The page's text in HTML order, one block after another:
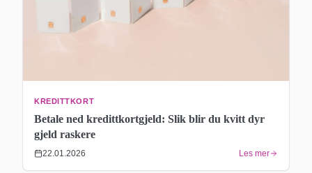
KREDITTKORT
Betale ned kredittkortgjeld: Slik blir du kvitt dyr
gjeld raskere
22.01.2026 Les mer